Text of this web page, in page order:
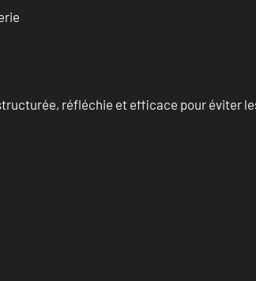
réfléchie et efficace pour éviter